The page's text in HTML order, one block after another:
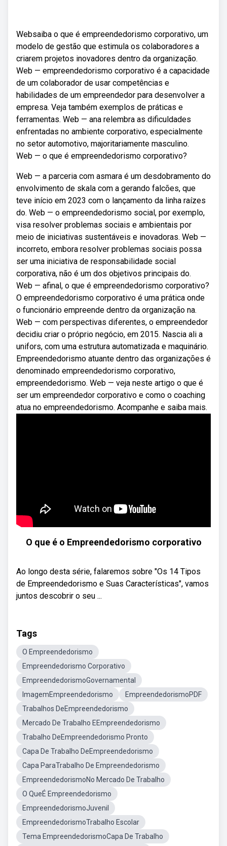
Websaiba o que é empreendedorismo corporativo, um
modelo de gestão que estimula os colaboradores a
criarem projetos inovadores dentro da organização.
Web — empreendedorismo corporativo é a capacidade
de um colaborador de usar competências e
habilidades de um empreendedor para desenvolver a
empresa. Veja também exemplos de práticas e
ferramentas. Web — ana relembra as dificuldades
enfrentadas no ambiente corporativo, especialmente
no setor automotivo, majoritariamente masculino.
Web — o que é empreendedorismo corporativo?
Web — a parceria com asmara é um desdobramento do
envolvimento de skala com a gerando falcões, que
teve início em 2023 com o lançamento da linha raízes
do. Web — o empreendedorismo social, por exemplo,
visa resolver problemas sociais e ambientais por
meio de iniciativas sustentáveis e inovadoras. Web —
incorreto, embora resolver problemas sociais possa
ser uma iniciativa de responsabilidade social
corporativa, não é um dos objetivos principais do.
Web — afinal, o que é empreendedorismo corporativo?
O empreendedorismo corporativo é uma prática onde
o funcionário empreende dentro da organização na.
Web — com perspectivas diferentes, o empreendedor
decidiu criar o próprio negócio, em 2015. Nascia ali a
unifors, com uma estrutura automatizada e maquinário.
Empreendedorismo atuante dentro das organizações é
denominado empreendedorismo corporativo,
empreendedorismo. Web — veja neste artigo o que é
ser um empreendedor corporativo e como o coaching
atua no empreendedorismo. Acompanhe e saiba mais.
O que é o Empreendedorismo corporativo
Ao longo desta série, falaremos sobre "Os 14 Tipos
de Empreendedorismo e Suas Características", vamos
juntos descobrir o seu ...
Tags
O Empreendedorismo
Empreendedorismo Corporativo
EmpreendedorismoGovernamental
ImagemEmpreendedorismo
EmpreendedorismoPDF
Trabalhos DeEmpreendedorismo
Mercado De Trabalho EEmpreendedorismo
Trabalho DeEmpreendedorismo Pronto
Capa De Trabalho DeEmpreendedorismo
Capa ParaTrabalho De Empreendedorismo
EmpreendedorismoNo Mercado De Trabalho
O QueÉ Empreendedorismo
EmpreendedorismoJuvenil
EmpreendedorismoTrabalho Escolar
Tema EmpreendedorismoCapa De Trabalho